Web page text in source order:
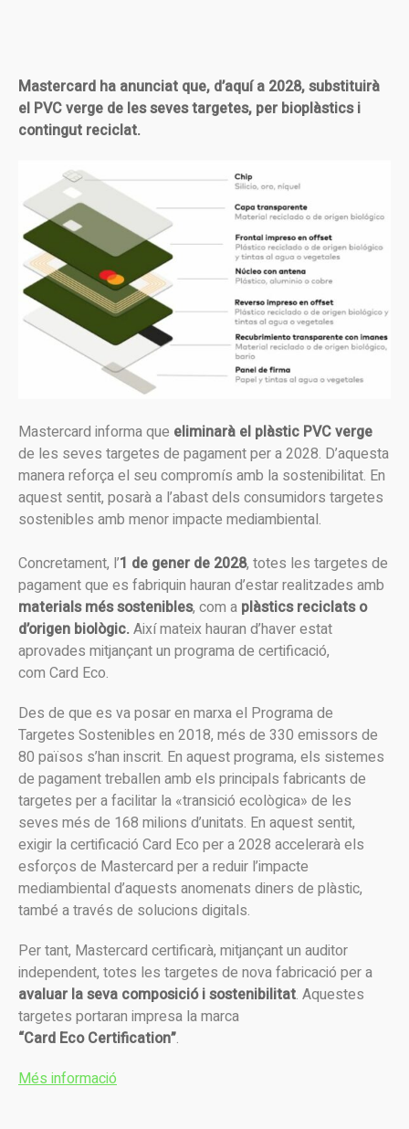
Mastercard ha anunciat que, d’aquí a 2028, substituirà
el PVC verge de les seves targetes, per bioplàstics i
contingut reciclat.
Mastercard informa que eliminarà el plàstic PVC verge
de les seves targetes de pagament per a 2028. D’aquesta
manera reforça el seu compromís amb la sostenibilitat. En
aquest sentit, posarà a l’abast dels consumidors targetes
sostenibles amb menor impacte mediambiental.
Concretament, l’1 de gener de 2028, totes les targetes de
pagament que es fabriquin hauran d’estar realitzades amb
materials més sostenibles, com a plàstics reciclats o
d’origen biològic.Així mateix hauran d’haver estat
aprovades mitjançant un programa de certificació,
com Card Eco.
Des de que es va posar en marxa el Programa de
Targetes Sostenibles en 2018, més de 330 emissors de
80 països s’han inscrit. En aquest programa, els sistemes
de pagament treballen amb els principals fabricants de
targetes per a facilitar la «transició ecològica» de les
seves més de 168 milions d’unitats. En aquest sentit,
exigir la certificació Card Eco per a 2028 accelerarà els
esforços de Mastercard per a reduir l’impacte
mediambiental d’aquests anomenats diners de plàstic,
també a través de solucions digitals.
Per tant, Mastercard certificarà, mitjançant un auditor
independent, totes les targetes de nova fabricació per a
avaluar la seva composició i sostenibilitat. Aquestes
targetes portaran impresa la marca
“Card Eco Certification”.
Més informació